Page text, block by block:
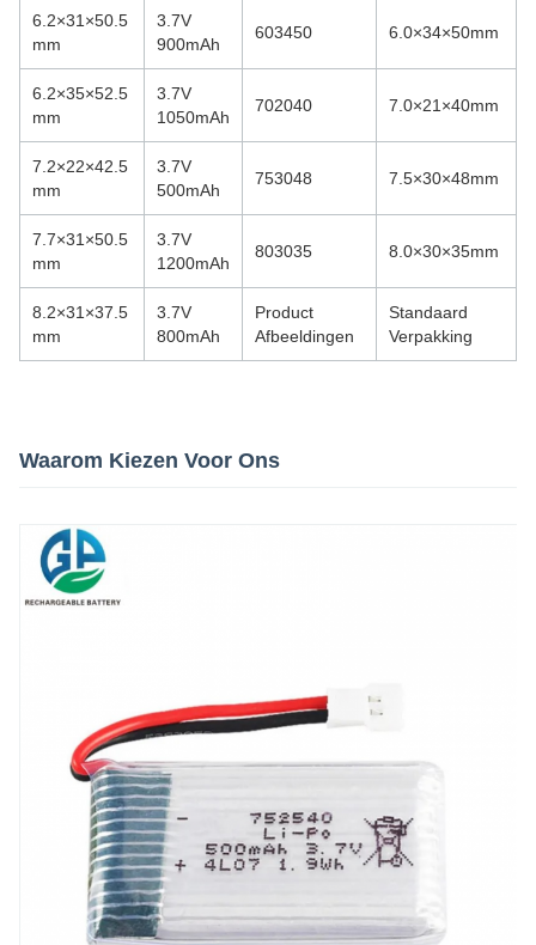
6.2×31×50.5
mm
3.7V
900mAh
603450 6.0×34×50mm
6.2×35×52.5
mm
3.7V
1050mAh
702040 7.0×21×40mm
7.2×22×42.5
mm
3.7V
500mAh
753048 7.5×30×48mm
7.7×31×50.5
mm
3.7V
1200mAh
803035 8.0×30×35mm
8.2×31×37.5
mm
3.7V
800mAh
Product
Afbeeldingen
Standaard
Verpakking
Waarom Kiezen Voor Ons